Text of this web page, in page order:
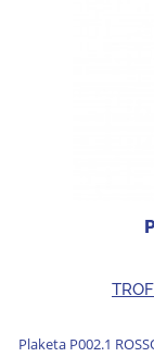
Plaketa P002.1